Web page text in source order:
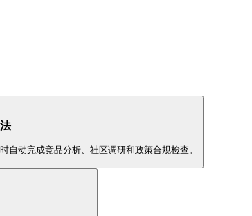
动完成竞品分析、社区调研和政策合规检查。